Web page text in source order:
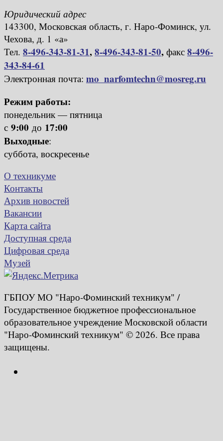
Юридический адрес
143300, Московская область, г. Наро-Фоминск, ул.
Чехова, д. 1 «а»
Тел. 8-496-343-81-31,8-496-343-81-50, факс 8-496-
343-84-61
Электронная почта: mo_narfomtechn@mosreg.ru
Режим работы:
понедельник — пятница
с 9:00 до 17:00
Выходные:
суббота, воскресенье
О техникуме
Контакты
Архив новостей
Вакансии
Карта сайта
Доступная среда
Цифровая среда
Музей
ГБПОУ МО "Наро-Фоминский техникум" /
Государственное бюджетное профессиональное
образовательное учреждение Московской области
"Наро-Фоминский техникум" © 2026. Все права
защищены.